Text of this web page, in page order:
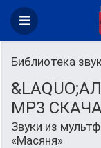
Библиотека
MP3
Звуки из
«Масяня»